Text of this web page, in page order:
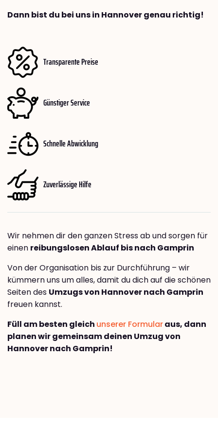
Dann bist du bei uns in Hannover genau richtig!
Transparente Preise
Günstiger Service
Schnelle Abwicklung
Zuverlässige Hilfe
Wir nehmen dir den ganzen Stress ab und sorgen für
einen reibungslosen Ablauf bis nach Gamprin
Von der Organisation bis zur Durchführung – wir
kümmern uns um alles, damit du dich auf die schönen
Seiten des Umzugs von Hannover nach Gamprin
freuen kannst.
Füll am besten gleich unserer Formularaus, dann
planen wir gemeinsam deinen Umzug von
Hannover nach Gamprin!